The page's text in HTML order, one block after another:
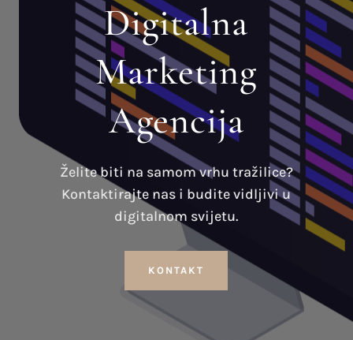
Digitalna
Marketing
Agencija
Želite biti na samom vrhu tražilice?
Kontaktirajte nas i budite vidljivi u
digitalnom svijetu.
KONTAKT